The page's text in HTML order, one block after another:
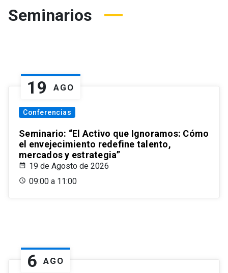
Seminarios
19 AGO
Conferencias
Seminario: “El Activo que Ignoramos: Cómo
el envejecimiento redefine talento,
mercados y estrategia”
19 de Agosto de 2026
09:00 a 11:00
6 AGO